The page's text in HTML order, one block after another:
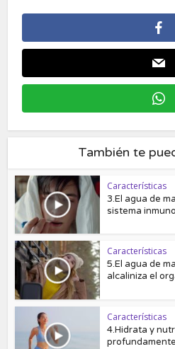
También te
Características
3.El agua de
sistema
Características
5.El agua de
alcaliniza el
Características
4.Hidrata y
profundamente